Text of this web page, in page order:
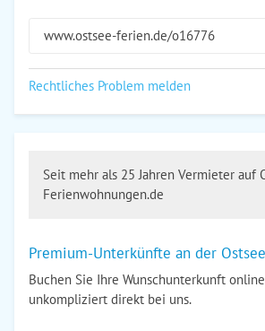
www.ostsee-ferien.de/o16776
Rechtliches Problem melden
Seit mehr als 25 Jahren Vermieter auf
Ferienwohnungen.de
Premium-Unterkünfte an der
Buchen Sie Ihre Wunschunterkunft
unkompliziert direkt bei uns.